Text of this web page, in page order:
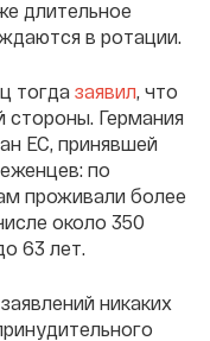
длительное
в ротации.
тогда заявил, что
стороны. Германия
ЕС, принявшей
по
проживали более
около 350
63 лет.
никаких